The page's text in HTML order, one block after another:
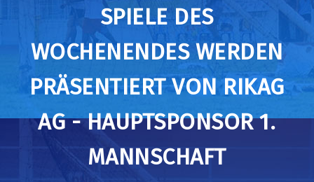
SPIELE DES
WOCHENENDES WERDEN
PRÄSENTIERT VON RIKAG
AG - HAUPTSPONSOR 1.
MANNSCHAFT